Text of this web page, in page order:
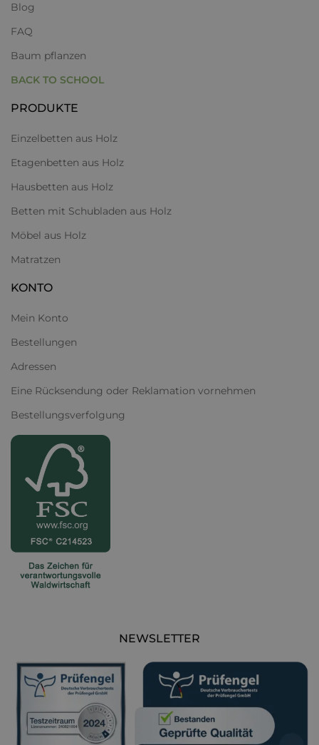
Blog
FAQ
Baum pflanzen
BACK TO SCHOOL
PRODUKTE
Einzelbetten aus Holz
Etagenbetten aus Holz
Hausbetten aus Holz
Betten mit Schubladen aus Holz
Möbel aus Holz
Matratzen
KONTO
Mein Konto
Bestellungen
Adressen
Eine Rücksendung oder Reklamation vornehmen
Bestellungsverfolgung
NEWSLETTER